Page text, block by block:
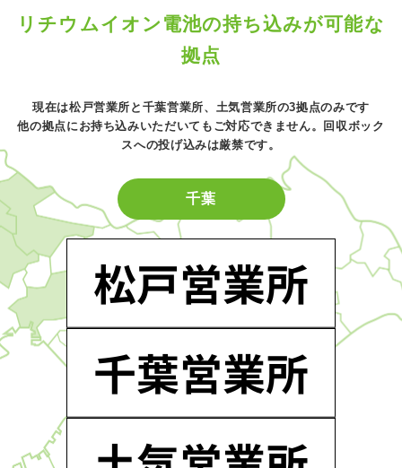
リチウムイオン電池の持ち込みが可能な
拠点
現在は松戸営業所と千葉営業所、土気営業所の3拠点のみです
他の拠点にお持ち込みいただいてもご対応できません。回収ボック
スへの投げ込みは厳禁です。
千葉